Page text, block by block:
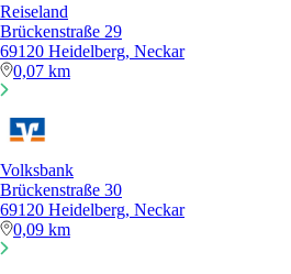
Reiseland
Brückenstraße 29
69120 Heidelberg, Neckar
0,07 km
Volksbank
Brückenstraße 30
69120 Heidelberg, Neckar
0,09 km